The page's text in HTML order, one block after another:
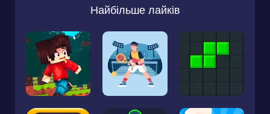
Найбільше лайків